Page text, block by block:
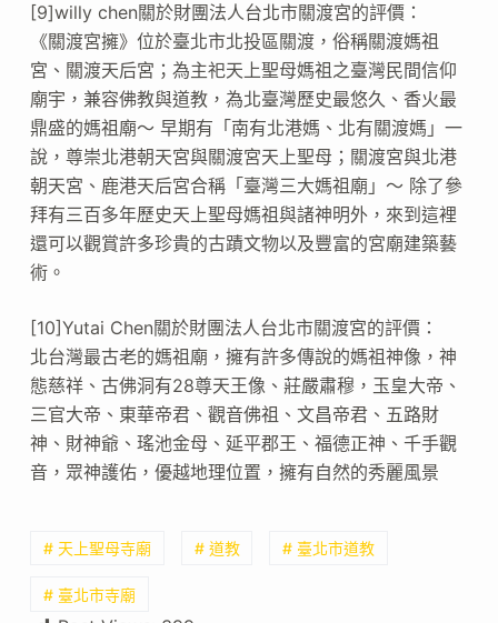
[9]willy chen關於財團法人台北市關渡宮的評價：
《關渡宮擁》位於臺北市北投區關渡，俗稱關渡媽祖
宮、關渡天后宮；為主祀天上聖母媽祖之臺灣民間信仰
廟宇，兼容佛教與道教，為北臺灣歷史最悠久、香火最
鼎盛的媽祖廟～ 早期有「南有北港媽、北有關渡媽」一
說，尊崇北港朝天宮與關渡宮天上聖母；關渡宮與北港
朝天宮、鹿港天后宮合稱「臺灣三大媽祖廟」～ 除了參
拜有三百多年歷史天上聖母媽祖與諸神明外，來到這裡
還可以觀賞許多珍貴的古蹟文物以及豐富的宮廟建築藝
術。
[10]Yutai Chen關於財團法人台北市關渡宮的評價：
北台灣最古老的媽祖廟，擁有許多傳說的媽祖神像，神
態慈祥、古佛洞有28尊天王像、莊嚴肅穆，玉皇大帝、
三官大帝、東華帝君、觀音佛祖、文昌帝君、五路財
神、財神爺、瑤池金母、延平郡王、福德正神、千手觀
音，眾神護佑，優越地理位置，擁有自然的秀麗風景
# 天上聖母寺廟 # 道教 # 臺北市道教
# 臺北市寺廟